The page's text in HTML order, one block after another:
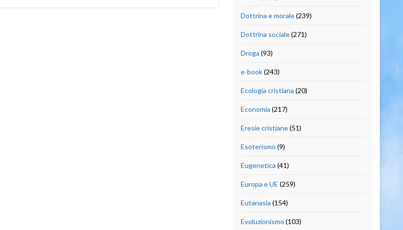
Dottrina e morale(239)
Dottrina sociale(271)
Droga (93)
e-book(243)
Ecologia cristiana (20)
Economia (217)
Eresie cristiane(51)
Esoterismo (9)
Eugenetica (41)
Europa e UE (259)
Eutanasia (154)
Evoluzionismo (103)